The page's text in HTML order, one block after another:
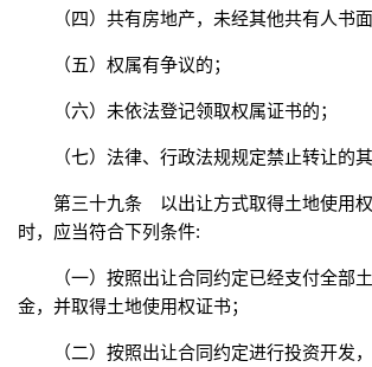
（四）共有房地产，未经其他共有人书面
（五）权属有争议的；
（六）未依法登记领取权属证书的；
（七）法律、行政法规规定禁止转让的其
第三十九条 以出让方式取得土地使用
时，应当符合下列条件:
（一）按照出让合同约定已经支付全部
金，并取得土地使用权证书；
（二）按照出让合同约定进行投资开发